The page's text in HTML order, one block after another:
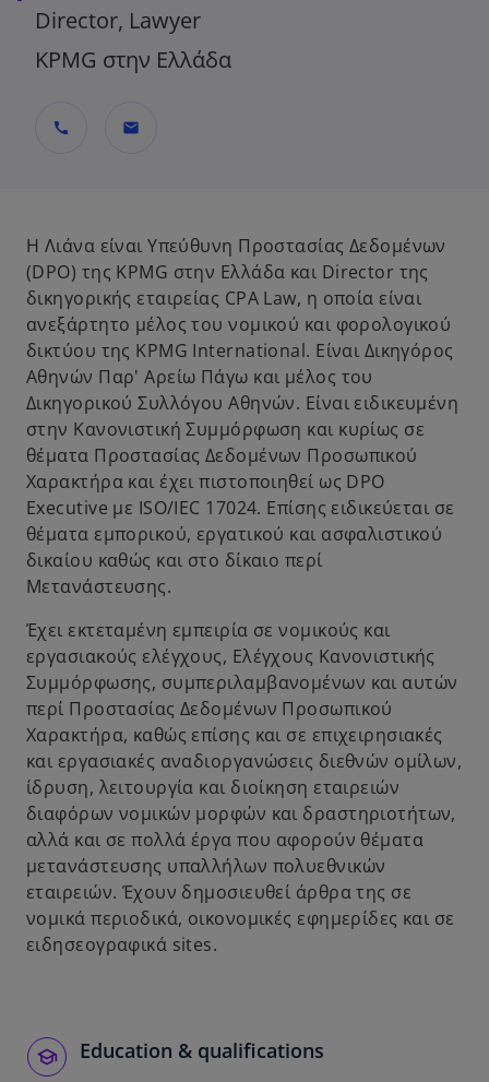
Director, Lawyer
KPMG στην Ελλάδα
call mail
Η Λιάνα είναι Υπεύθυνη Προστασίας Δεδομένων
(DPO) της KPMG στην Ελλάδα και Director της
δικηγορικής εταιρείας CPA Law, η οποία είναι
ανεξάρτητο μέλος του νομικού και φορολογικού
δικτύου της KPMG International. Είναι Δικηγόρος
Αθηνών Παρ' Αρείω Πάγω και μέλος του
Δικηγορικού Συλλόγου Αθηνών. Είναι ειδικευμένη
στην Κανονιστική Συμμόρφωση και κυρίως σε
θέματα Προστασίας Δεδομένων Προσωπικού
Χαρακτήρα και έχει πιστοποιηθεί ως DPO
Executive με ISO/IEC 17024. Επίσης ειδικεύεται σε
θέματα εμπορικού, εργατικού και ασφαλιστικού
δικαίου καθώς και στο δίκαιο περί
Μετανάστευσης.
Έχει εκτεταμένη εμπειρία σε νομικούς και
εργασιακούς ελέγχους, Ελέγχους Κανονιστικής
Συμμόρφωσης, συμπεριλαμβανομένων και αυτών
περί Προστασίας Δεδομένων Προσωπικού
Χαρακτήρα, καθώς επίσης και σε επιχειρησιακές
και εργασιακές αναδιοργανώσεις διεθνών ομίλων,
ίδρυση, λειτουργία και διοίκηση εταιρειών
διαφόρων νομικών μορφών και δραστηριοτήτων,
αλλά και σε πολλά έργα που αφορούν θέματα
μετανάστευσης υπαλλήλων πολυεθνικών
εταιρειών. Έχουν δημοσιευθεί άρθρα της σε
νομικά περιοδικά, οικονομικές εφημερίδες και σε
ειδησεογραφικά sites.
Education & qualifications